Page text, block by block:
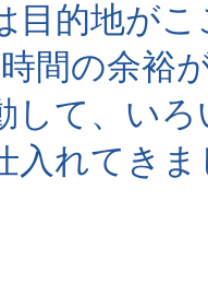
目的地が
間の余裕
して、い
入れてき